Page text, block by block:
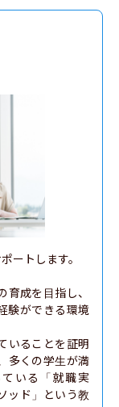
ートします。
成を目指し、
験ができる環境
いることを証明
多くの学生が満
いる「就職実
ッド」という教